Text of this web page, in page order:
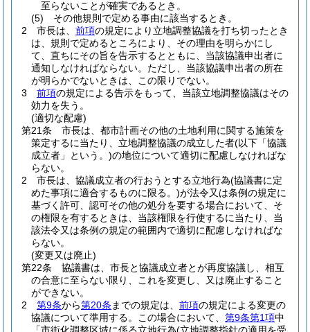
至らないことが確実であるとき。
(5)
その他規則で定める事由に該当するとき。
2
市長は、 前項の規定により立地調整協議を打ち切ったとき
は、規則で定めるところにより、その理由を明らかにし
て、直ちにその旨を告示するとともに、当該協議申出者に
通知しなければならない。 ただし、当該協議申出者の所在
が明らかでないときは、この限りでない。
3
前項の規定による告示をもって、当該立地調整協議はその
効力を失う。
(適切な配慮)
第21条
市長は、都市計画その他の土地利用に関する施策を
策定するに当たり、立地調整協議の成立した者(以下「協議
成立者」という。)の地位について適切に配慮しなければな
らない。
2
市長は、協議成立者の行おうとする立地行為(協議書に定
めた事項に適合するものに限る。)が法令又は条例の規定に
基づく許可、認可その他の処分を要する場合において、そ
の権限を有するときは、当該権限を行使するに当たり、当
該法令又は条例の規定の範囲内で適切に配慮しなければな
らない。
(変更又は廃止)
第22条
協議書は、市長と協議成立者とが再度協議し、相互
の合意に至らない限り、これを変更し、又は廃止すること
ができない。
2
第9条から第20条 までの規定は、 前項の規定による変更の
協議について準用する。
この場合において、 第9条第1項中